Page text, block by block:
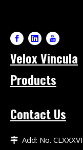
Velox Vincula
Products
Contact Us
 Add: No.